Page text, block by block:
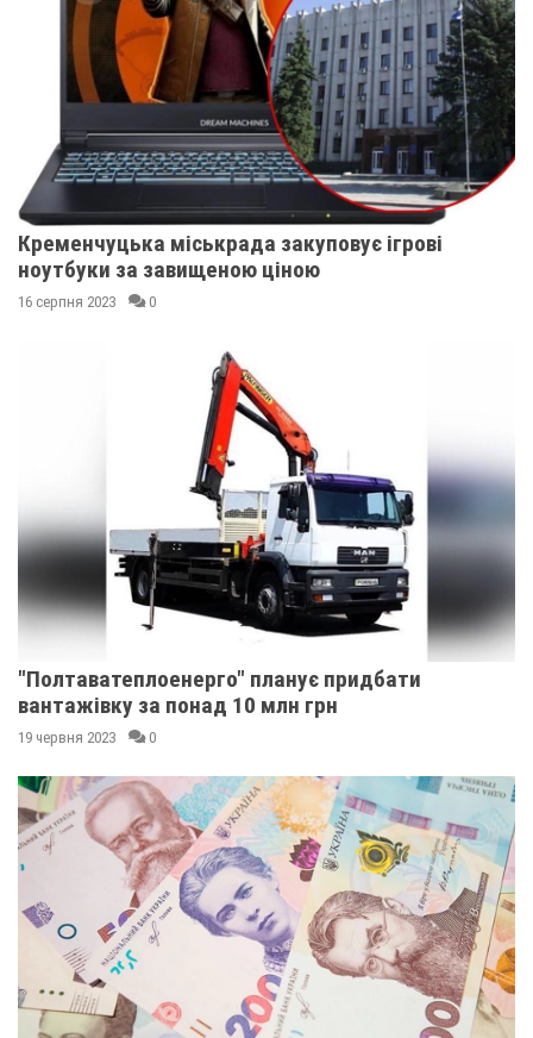
Кременчуцька міськрада закуповує ігрові
ноутбуки за завищеною ціною
16 серпня 2023 0
"Полтаватеплоенерго" планує придбати
вантажівку за понад 10 млн грн
19 червня 2023 0